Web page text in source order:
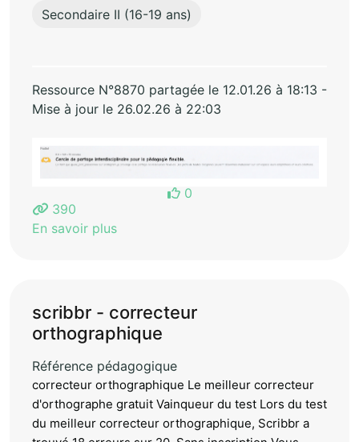
Secondaire II (16-19 ans)
Ressource N°8870 partagée le 12.01.26 à 18:13 -
Mise à jour le 26.02.26 à 22:03
0
390
En savoir plus
scribbr - correcteur
orthographique
Référence pédagogique
correcteur orthographique Le meilleur correcteur
d'orthographe gratuit Vainqueur du test Lors du test
du meilleur correcteur orthographique, Scribbr a